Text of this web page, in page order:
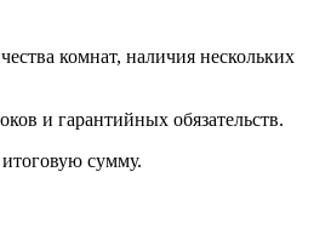
комнат, наличия нескольких
и гарантийных обязательств.
сумму.